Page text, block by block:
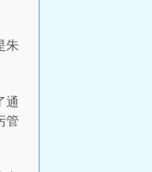
朱
通
管